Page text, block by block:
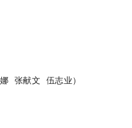
张献文 伍志业）